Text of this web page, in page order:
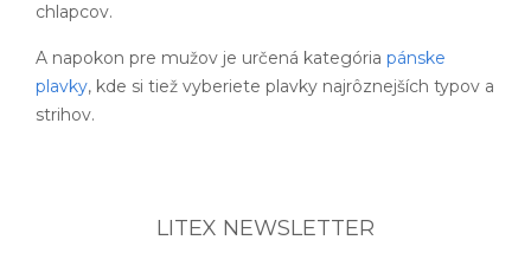
chlapcov.
A napokon pre mužov je určená kategória pánske
plavky, kde si tiež vyberiete plavky najrôznejších typov a
strihov.
LITEX NEWSLETTER